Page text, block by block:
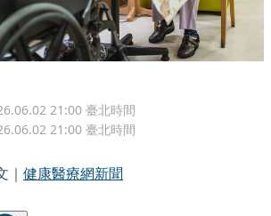
21:00 臺北時間
21:00 臺北時間
｜ 健康醫療網新聞